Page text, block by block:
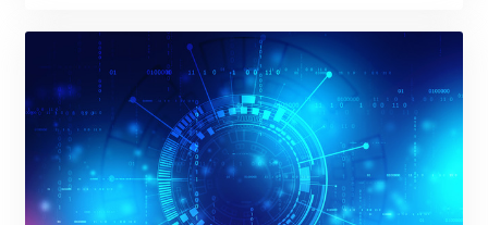
NPR 175.981506
NZD 1.962504
OMR 0.443899
PAB 1.154692
PEN 3.900486
PGK 5.105359
PHP 70.2929
PKR 320.577493